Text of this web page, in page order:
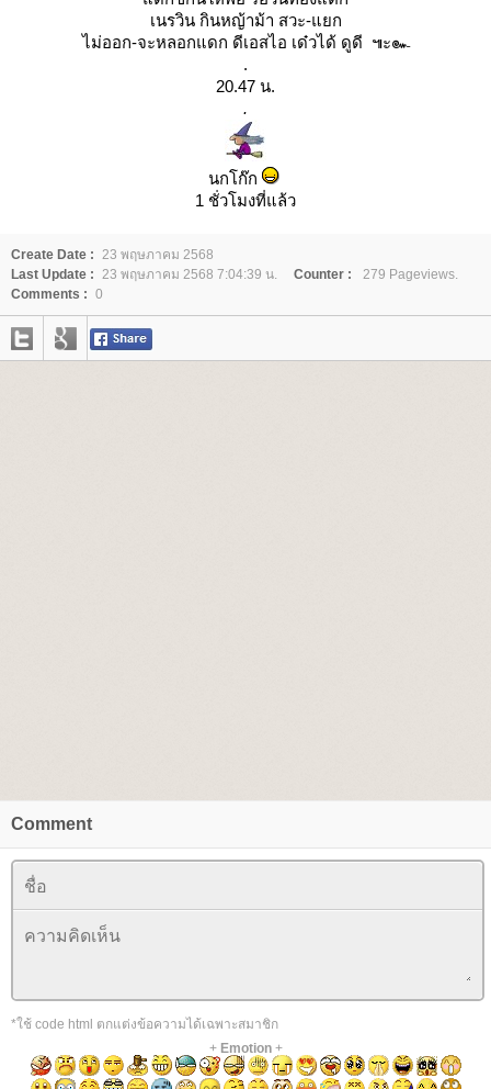
เนรวิน กินหญ้าม้า สวะ-แยก
ไม่ออก-จะหลอกแดก ดีเอสไอ เด๋วได้ ดูดี ๚ะ๛
.
20.47 น.
.
นกโก๊ก
1 ชั่วโมงที่แล้ว
Create Date : 23 พฤษภาคม 2568
Last Update : 23 พฤษภาคม 2568 7:04:39 น. Counter :
279 Pageviews.
Comments : 0
Comment
*ใช้ code html ตกแต่งข้อความได้เฉพาะสมาชิก
+ Emotion+